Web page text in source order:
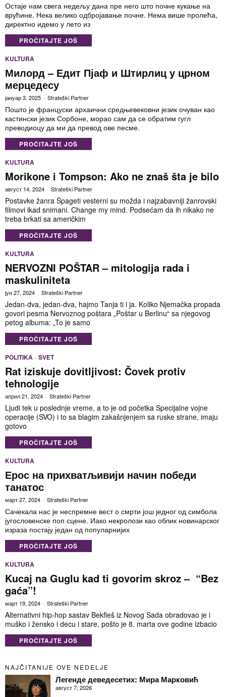
Остаје нам свега недељу дана пре него што почне кукање на
врућине. Нека велико одбројавање почне. Нема више пролећа,
директно идемо у лето из
PROČITAJTE JOŠ
KULTURA
Милорд – Едит Пјаф и Штирлиц у црном
мерцедесу
јануар 3, 2025 Strateški Partner
Пошто је француски архаични средњевековни језик очуван као
кастински језик Сорбоне, морао сам да се обратим гугл
преводиоцу да ми да превод ове песме.
PROČITAJTE JOŠ
KULTURA
Morikone i Tompson: Ako ne znaš šta je bilo
август 14, 2024 Strateški Partner
Postavke žanra Špageti vesterni su možda i najzabavniji žanrovski
filmovi ikad snimani. Change my mind. Podsećam da ih nikako ne
treba brkati sa američkim
PROČITAJTE JOŠ
KULTURA
NERVOZNI POŠTAR – mitologija rada i
maskuliniteta
јун 27, 2024 Strateški Partner
Jedan-dva, jedan-dva, hajmo Tanja ti i ja. Koliko Njemačka propada
govori pesma Nervoznog poštara „Poštar u Berlinu“ sa njegovog
petog albuma: „To je samo
PROČITAJTE JOŠ
POLITIKA · SVET
Rat iziskuje dovitljivost: Čovek protiv
tehnologije
април 21, 2024 Strateški Partner
Ljudi tek u poslednje vreme, a to je od početka Specijalne vojne
operacije (SVO) i to sa blagim zakašnjenjem sa ruske strane, imaju
gotovo
PROČITAJTE JOŠ
KULTURA
Ерос на прихватљивији начин победи
танатос
март 27, 2024 Strateški Partner
Сачекала нас је неспремне вест о смрти још једног од симбола
југословенске поп сцене. Иако некролози као облик новинарског
израза постају један од популарнијих
PROČITAJTE JOŠ
KULTURA
Kucaj na Guglu kad ti govorim skroz – “Bez
gaća”!
март 19, 2024 Strateški Partner
Alternativni hip-hop sastav Bekfleš iz Novog Sada obradovao je i
muško i žensko i decu i stare, pošto je 8. marta ove godine izbacio
PROČITAJTE JOŠ
NAJČITANIJE OVE NEDELJE
Легенде деведесетих: Мира Марковић
август 7, 2026